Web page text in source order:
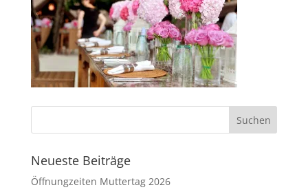
Neueste Beiträge
Öffnungzeiten Muttertag 2026